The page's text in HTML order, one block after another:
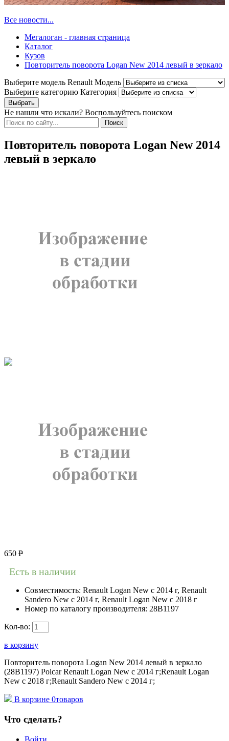
Все новости...
Мегалоган - главная страница
Каталог
Кузов
Повторитель поворота Logan New 2014 левый в зеркало
Выберите модель Renault Модель
Выберите категорию Категория
Не нашли что искали? Воспользуйтесь поиском
Повторитель поворота Logan New 2014
левый в зеркало
650 Р
Есть в наличии
Совместимость: Renault Logan New с 2014 г, Renault
Sandero New с 2014 г, Renault Logan New с 2018 г
Номер по каталогу производителя: 28B1197
Кол-во:
в корзину
Повторитель поворота Logan New 2014 левый в зеркало
(28B1197) Polcar Renault Logan New с 2014 г;Renault Logan
New с 2018 г;Renault Sandero New с 2014 г;
В корзине 0товаров
Что сделать?
Войти